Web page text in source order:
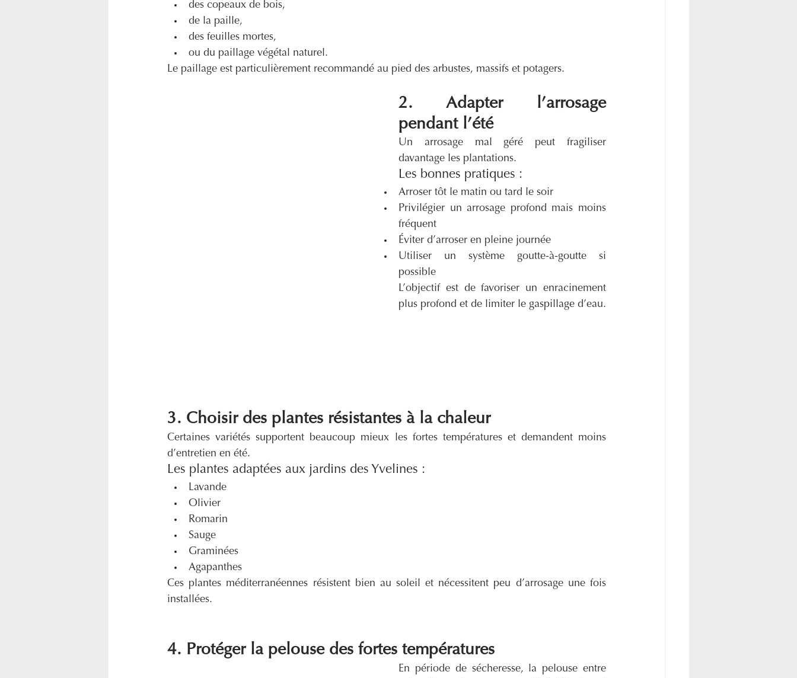
des copeaux de bois,
de la paille,
des feuilles mortes,
ou du paillage végétal naturel.
Le paillage est particulièrement recommandé au pied des arbustes, massifs et potagers.
2. Adapter l’arrosage
pendant l’été
Un arrosage mal géré peut fragiliser
davantage les plantations.
Les bonnes pratiques :
Arroser tôt le matin ou tard le soir
Privilégier un arrosage profond mais moins
fréquent
Éviter d’arroser en pleine journée
Utiliser un système goutte-à-goutte si
possible
L’objectif est de favoriser un enracinement
plus profond et de limiter le gaspillage d’eau.
3. Choisir des plantes résistantes à la chaleur
Certaines variétés supportent beaucoup mieux les fortes températures et demandent moins
d’entretien en été.
Les plantes adaptées aux jardins des Yvelines :
Lavande
Olivier
Romarin
Sauge
Graminées
Agapanthes
Ces plantes méditerranéennes résistent bien au soleil et nécessitent peu d’arrosage une fois
installées.
4. Protéger la pelouse des fortes températures
En période de sécheresse, la pelouse entre